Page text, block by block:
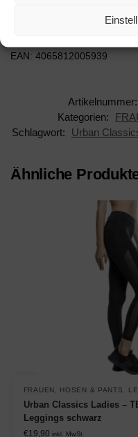
EAN: 4065812005939
Artikelnummer:
Kategorien:
Schlagwort:
Urban
Ähnliche
FRAUEN HOSEN & PANTS
Urban Classics Ladies –
Leggings schwarz
€19,90 inkl. MwSt.